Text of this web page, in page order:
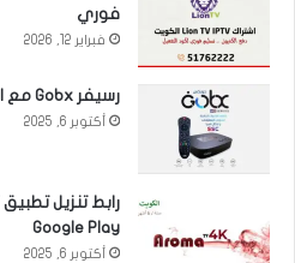
فوري
فبراير 12, 2026
رسيفر Gobx مع اشتراك قنوات SSC الرياضية
أكتوبر 6, 2025
Google Play
أكتوبر 6, 2025